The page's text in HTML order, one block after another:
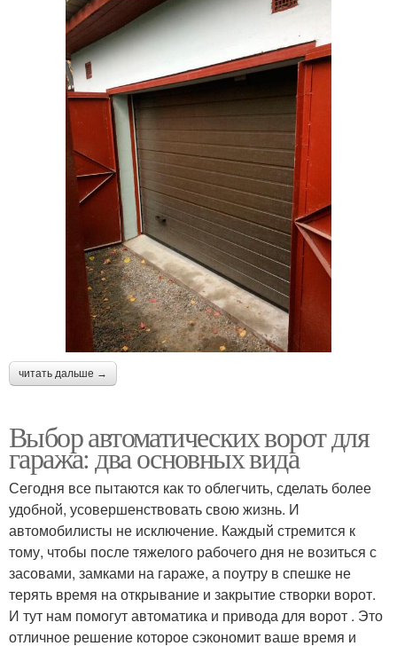
читать дальше →
Выбор автоматических ворот для
гаража: два основных вида
Сегодня все пытаются как то облегчить, сделать более
удобной, усовершенствовать свою жизнь. И
автомобилисты не исключение. Каждый стремится к
тому, чтобы после тяжелого рабочего дня не возиться с
засовами, замками на гараже, а поутру в спешке не
терять время на открывание и закрытие створки ворот.
И тут нам помогут автоматика и привода для ворот . Это
отличное решение которое сэкономит ваше время и